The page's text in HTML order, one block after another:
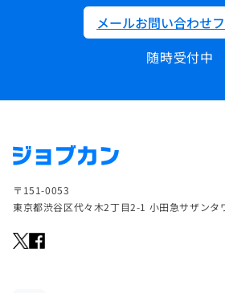
メールお問い合わせ
随時受付中
〒151-0053
東京都渋谷区代々木2丁目2-1 小田急サザンタ